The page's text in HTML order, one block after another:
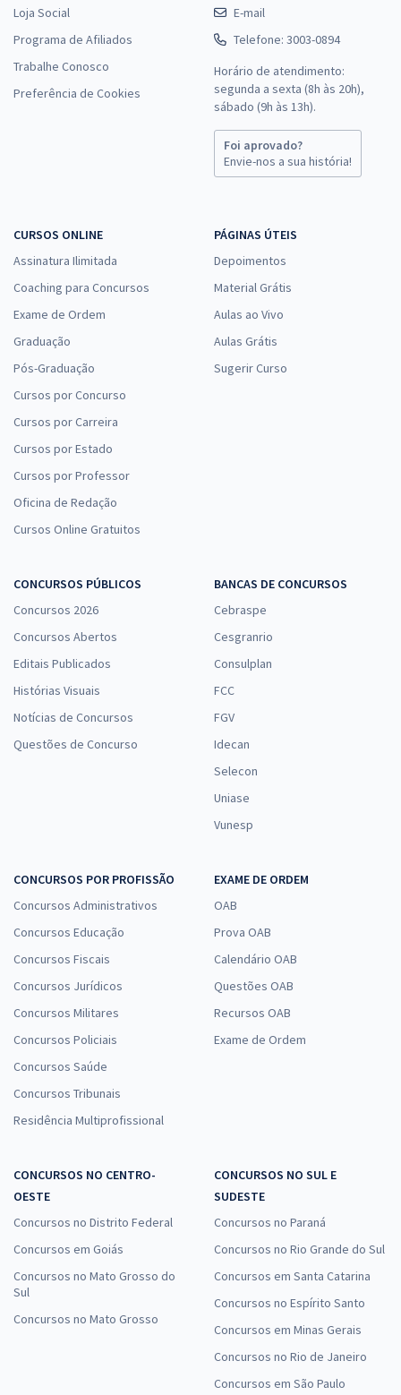
Loja Social
Programa de Afiliados
Trabalhe Conosco
Preferência de Cookies
E-mail
Telefone: 3003-0894
Horário de atendimento:
segunda a sexta (8h às 20h),
sábado (9h às 13h).
Foi aprovado?
Envie-nos a sua história!
CURSOS ONLINE
Assinatura Ilimitada
Coaching para Concursos
Exame de Ordem
Graduação
Pós-Graduação
Cursos por Concurso
Cursos por Carreira
Cursos por Estado
Cursos por Professor
Oficina de Redação
Cursos Online Gratuitos
PÁGINAS ÚTEIS
Depoimentos
Material Grátis
Aulas ao Vivo
Aulas Grátis
Sugerir Curso
CONCURSOS PÚBLICOS
Concursos 2026
Concursos Abertos
Editais Publicados
Histórias Visuais
Notícias de Concursos
Questões de Concurso
BANCAS DE CONCURSOS
Cebraspe
Cesgranrio
Consulplan
FCC
FGV
Idecan
Selecon
Uniase
Vunesp
CONCURSOS POR PROFISSÃO
Concursos Administrativos
Concursos Educação
Concursos Fiscais
Concursos Jurídicos
Concursos Militares
Concursos Policiais
Concursos Saúde
Concursos Tribunais
Residência Multiprofissional
EXAME DE ORDEM
OAB
Prova OAB
Calendário OAB
Questões OAB
Recursos OAB
Exame de Ordem
CONCURSOS NO CENTRO-
OESTE
Concursos no Distrito Federal
Concursos em Goiás
Concursos no Mato Grosso do
Sul
Concursos no Mato Grosso
CONCURSOS NO SUL E
SUDESTE
Concursos no Paraná
Concursos no Rio Grande do Sul
Concursos em Santa Catarina
Concursos no Espírito Santo
Concursos em Minas Gerais
Concursos no Rio de Janeiro
Concursos em São Paulo